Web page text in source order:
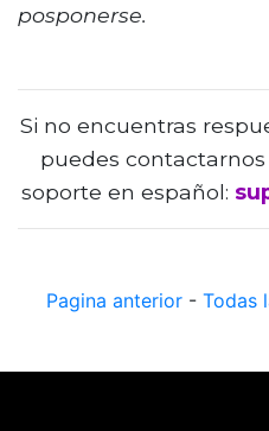
posponerse.
Si no encuentras
puedes
soporte en español:
Pagina anterior - Todas